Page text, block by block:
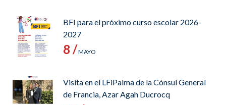
BFI para el próximo curso escolar 2026-
2027
8 /MAYO
Visita en el LFiPalma de la Cónsul General
de Francia, Azar Agah Ducrocq